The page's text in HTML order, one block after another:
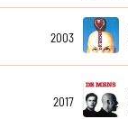
2003
2017